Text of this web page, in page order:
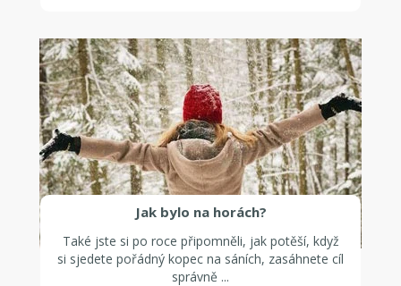
Jak bylo na horách?
Také jste si po roce připomněli, jak potěší, když
si sjedete pořádný kopec na sáních, zasáhnete cíl
správně ...